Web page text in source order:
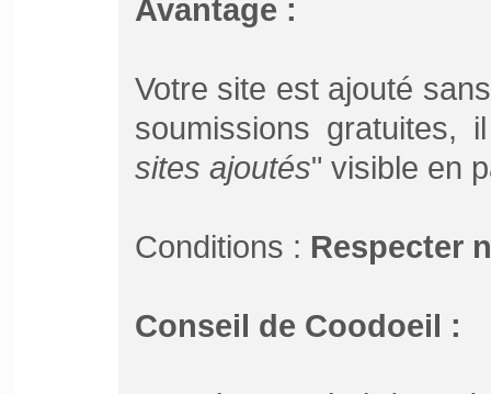
Avantage :
Votre site est ajouté
soumissions
sites ajoutés" visible en
Conditions : Respecter
Conseil de Coodoeil :